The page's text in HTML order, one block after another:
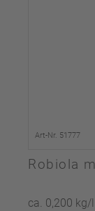
Art-Nr. 51777
Robiola
ca. 0,200